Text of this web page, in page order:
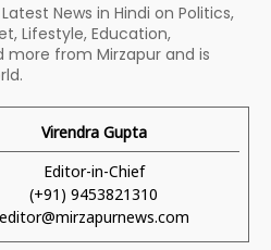
News in Hindi on Politics,
Lifestyle, Education,
from Mirzapur and is
Virendra Gupta
Editor-in-Chief
(+91) 9453821310
editor@mirzapurnews.com